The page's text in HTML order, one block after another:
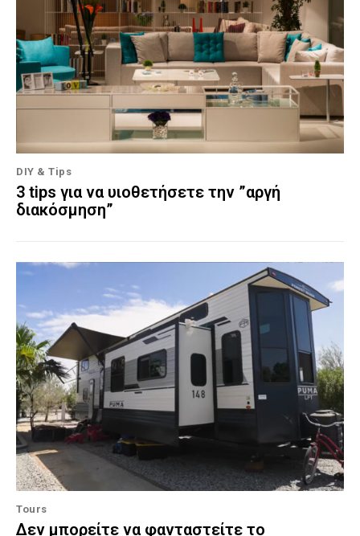
DIY & Tips
3 tips για να υιοθετήσετε την ”αργή
διακόσμηση”
Tours
Δεν μπορείτε να φανταστείτε το